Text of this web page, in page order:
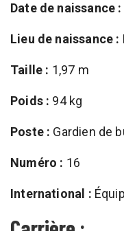
Date de naissance :
Lieu de naissance :
Taille : 1,97 m
Poids : 94 kg
Poste : Gardien de
Numéro : 16
International :